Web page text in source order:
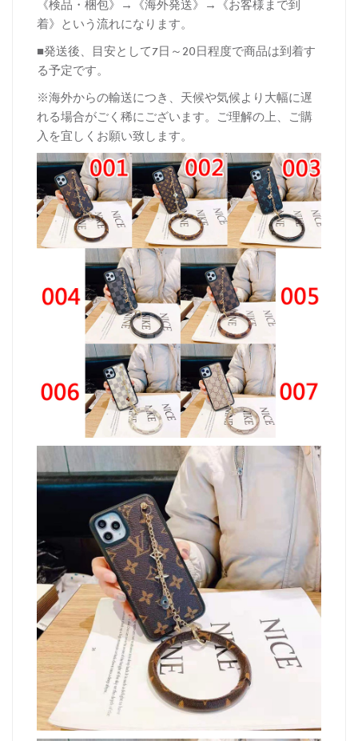
《検品・梱包》→《海外発送》→《お客様まで到
着》という流れになります。
■発送後、目安として7日～20日程度で商品は到着す
る予定です。
※海外からの輸送につき、天候や気候より大幅に遅
れる場合がごく稀にございます。ご理解の上、ご購
入を宜しくお願い致します。